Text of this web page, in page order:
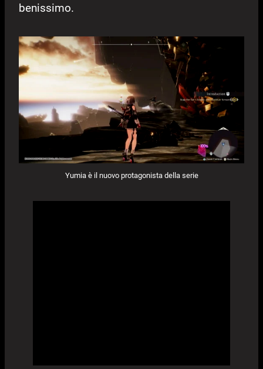
benissimo.
Yumia è il nuovo protagonista della serie